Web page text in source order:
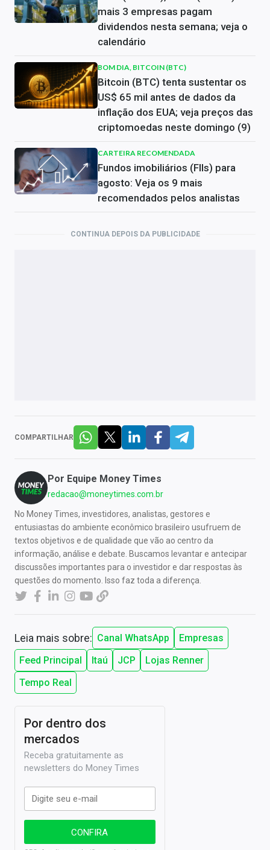
mais 3 empresas pagam
dividendos nesta semana; veja o
calendário
BOM DIA, BITCOIN (BTC)
Bitcoin (BTC) tenta sustentar os
US$ 65 mil antes de dados da
inflação dos EUA; veja preços das
criptomoedas neste domingo (9)
CARTEIRA RECOMENDADA
Fundos imobiliários (FIIs) para
agosto: Veja os 9 mais
recomendados pelos analistas
CONTINUA DEPOIS DA PUBLICIDADE
COMPARTILHAR
Por Equipe Money Times
redacao@moneytimes.com.br
No Money Times, investidores, analistas, gestores e
entusiastas do ambiente econômico brasileiro usufruem de
textos objetivos e de qualidade que vão ao centro da
informação, análise e debate. Buscamos levantar e antecipar
discussões importantes para o investidor e dar respostas às
questões do momento. Isso faz toda a diferença.
Leia mais sobre: Canal WhatsApp
Empresas
Feed Principal
Itaú JCP
Lojas Renner
Tempo Real
Por dentro dos
mercados
Receba gratuitamente as
newsletters do Money Times